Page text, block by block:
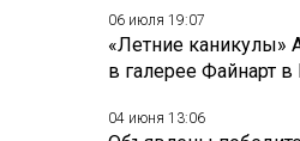
06 июля 19:07
«Летние каникулы»
в галерее Файнарт
04 июня 13:06